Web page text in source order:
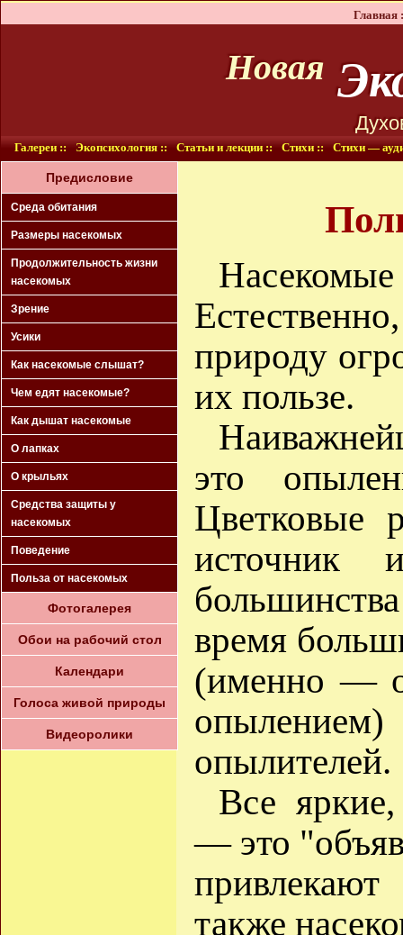
Главная
Новая
Галереи :: Экопсихология :: Статьи и лекции :: Стихи :: Стихи —
Предисловие
Среда обитания
Размеры насекомых
Продолжительность жизни
насекомых
Зрение
Усики
Как насекомые слышат?
Чем едят насекомые?
Как дышат насекомые
О лапках
О крыльях
Средства защиты у
насекомых
Поведение
Польза от насекомых
Фотогалерея
Обои на рабочий стол
Календари
Голоса живой природы
Видеоролики
природу
их пользе.
это
Цветковые
время
(именно —
опылителей.
Все
— это
также